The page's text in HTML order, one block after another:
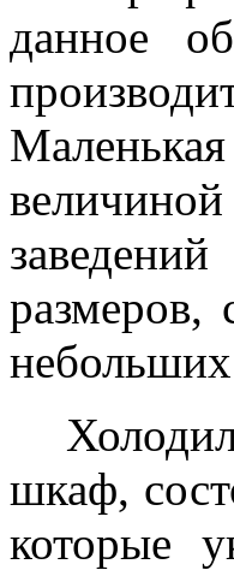
данное
размеров,
шкаф,
которые